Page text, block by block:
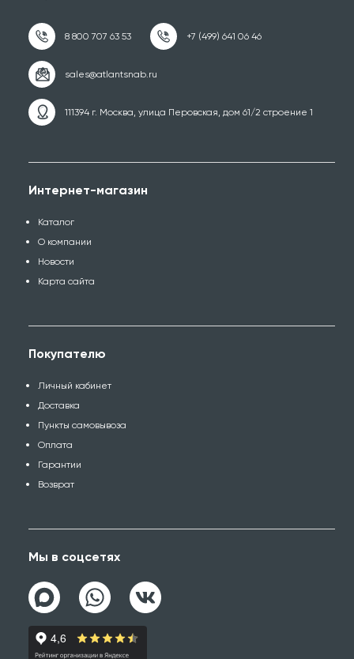
111394 г. Москва, улица Перовская, дом 61/2 строение 1
Интернет-магазин
Каталог
О компании
Новости
Карта сайта
Покупателю
Личный кабинет
Доставка
Пункты самовывоза
Оплата
Гарантии
Возврат
Мы в соцсетях